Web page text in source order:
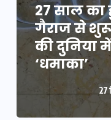
27 साल
गैराज से
की दुनिया
‘धमाका’
27